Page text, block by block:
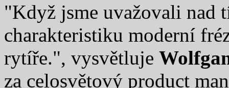
"Když jsme uvažovali nad
charakteristiku moderní
rytíře.", vysvětluje
za celosvětový product